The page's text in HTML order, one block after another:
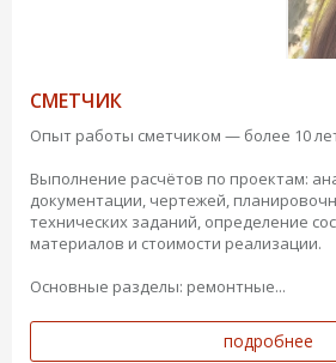
СМЕТЧИК
Опыт работы сметчиком — более 10
Выполнение расчётов по проектам:
документации, чертежей,
технических заданий, определение
материалов и стоимости реализации.
Основные разделы: ремонтные...
подробнее